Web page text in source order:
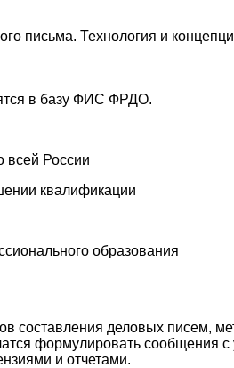
письма. Технология и
в базу ФИС ФРДО.
всей России
квалификации
образования
составления деловых писем,
формулировать сообщения
и отчетами.